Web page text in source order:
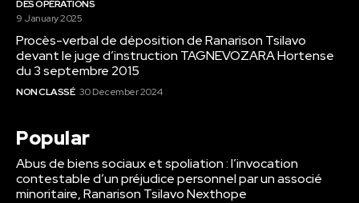
DES OPÉRATIONS
9 January 2025
Procès-verbal de déposition de Ranarison Tsilavo
devant le juge d’instruction TAGNEVOZARA Hortense
du 3 septembre 2015
NON CLASSÉ 30 December 2024
Popular
Abus de biens sociaux et spoliation : l’invocation
contestable d’un préjudice personnel par un associé
minoritaire, Ranarison Tsilavo Nexthope